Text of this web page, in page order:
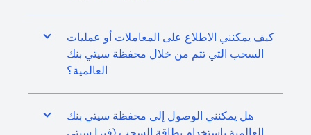
كيف يمكنني الاطلاع على المعاملات أو عمليات
السحب التي تتم من خلال محفظة سيتي بنك
العالمية؟
هل يمكنني الوصول إلى محفظة سيتي بنك